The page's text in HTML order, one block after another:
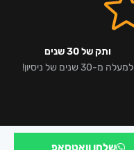
ותק של 30 שנים
למעלה מ-30 שנים של ניסיון!
שלחו וואטסאפ